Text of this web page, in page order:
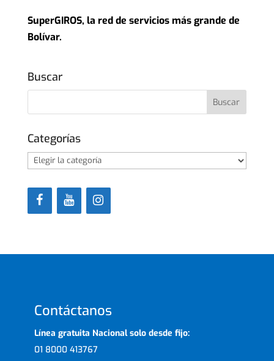
SuperGIROS, la red de servicios más grande de
Bolívar.
Buscar
Categorías
Categorías
Contáctanos
Línea gratuita Nacional solo desde fijo:
01 8000 413767